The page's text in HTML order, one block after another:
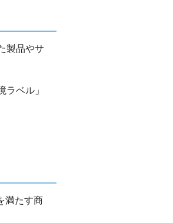
製品やサ
ベル」
満たす商